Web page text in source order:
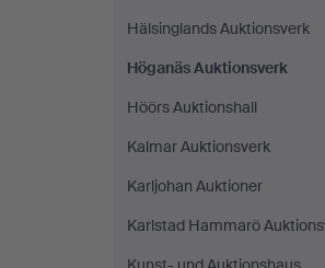
Hälsinglands Auktionsverk
Höganäs Auktionsverk
Höörs Auktionshall
Kalmar Auktionsverk
Karljohan Auktioner
Karlstad Hammarö